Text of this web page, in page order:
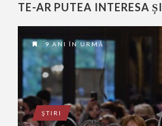
TE-AR PUTEA INTERESA ȘI
9 ANI ÎN URMĂ
ŞTIRI